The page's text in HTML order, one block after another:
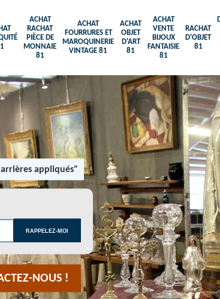
ACHAT
RACHAT
PIÈCE DE
MONNAIE
81
ACHAT
FOURRURES ET
MAROQUINERIE
VINTAGE 81
ACHAT
OBJET
D'ART
81
ACHAT
VENTE
BIJOUX
FANTAISIE
81
RACHAT
D'OBJET
81
appliqués"
NOUS !